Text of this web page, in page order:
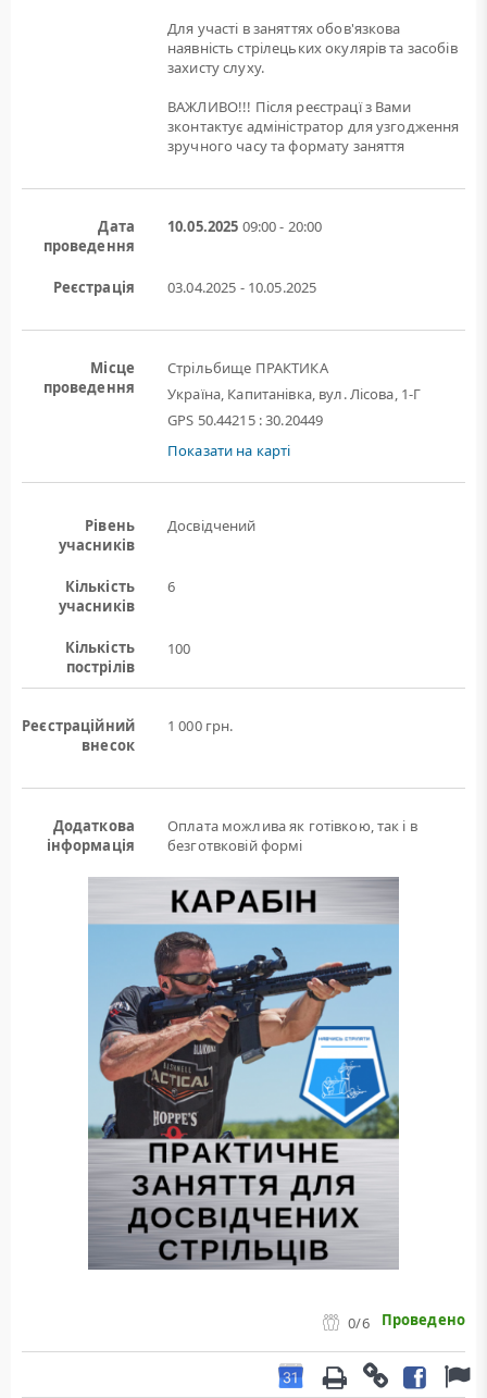
Для участі в заняттях обов'язкова
наявність стрілецьких окулярів та засобів
захисту слуху.
ВАЖЛИВО!!! Після реєстрацї з Вами
зконтактує адміністратор для узгодження
зручного часу та формату заняття
Дата
проведення
10.05.2025 09:00 - 20:00
Реєстрація 03.04.2025 - 10.05.2025
Місце
проведення
Стрільбище ПРАКТИКА
Україна, Капитанівка, вул. Лісова, 1-Г
GPS 50.44215 : 30.20449
Показати на карті
Рівень
учасників
Досвідчений
Кількість
учасників
6
Кількість
пострілів
100
Реєстраційний
внесок
1 000 грн.
Додаткова
інформація
Оплата можлива як готівкою, так і в
безготвковій формі
0/6 Проведено